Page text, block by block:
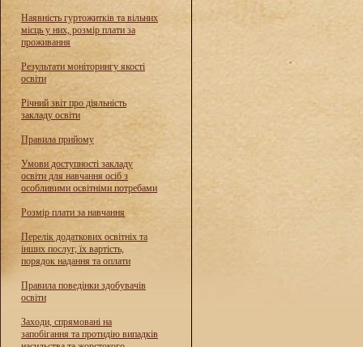
Наявність гуртожитків та вільних
місць у них, розмір плати за
проживання
Результати моніторингу якості
освіти
Річний звіт про діяльність
закладу освіти
Правила прийому
Умови доступності закладу
освіти для навчання осіб з
особливими освітніми потребами
Розмір плати за навчання
Перелік додаткових освітніх та
інших послуг, їх вартість,
порядок надання та оплати
Правила поведінки здобувачів
освіти
Заходи, спрямовані на
запобігання та протидію випадків